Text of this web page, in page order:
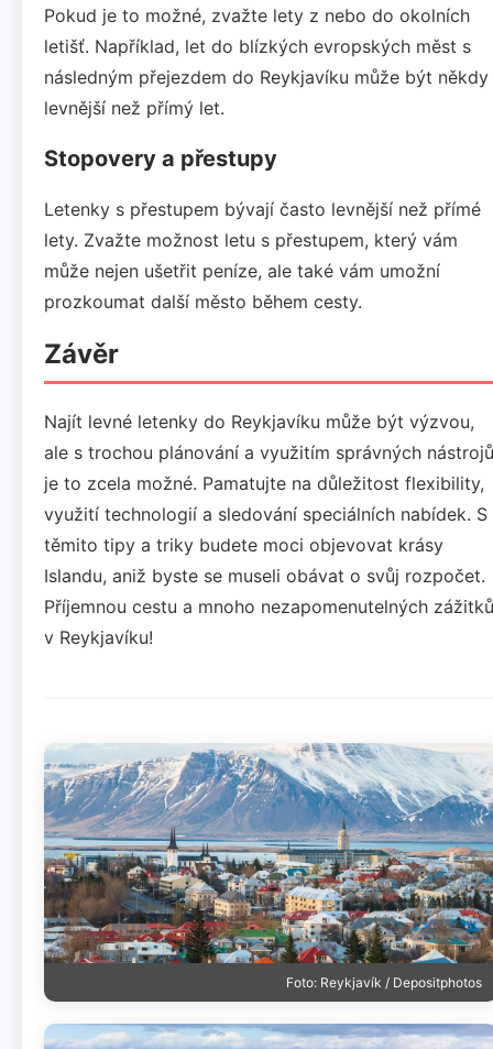
Pokud je to možné, zvažte lety z nebo do okolních
letišť. Například, let do blízkých evropských měst s
následným přejezdem do Reykjavíku může být někdy
levnější než přímý let.
Stopovery a přestupy
Letenky s přestupem bývají často levnější než přímé
lety. Zvažte možnost letu s přestupem, který vám
může nejen ušetřit peníze, ale také vám umožní
prozkoumat další město během cesty.
Závěr
Najít levné letenky do Reykjavíku může být výzvou,
ale s trochou plánování a využitím správných nástrojů
je to zcela možné. Pamatujte na důležitost flexibility,
využití technologií a sledování speciálních nabídek. S
těmito tipy a triky budete moci objevovat krásy
Islandu, aniž byste se museli obávat o svůj rozpočet.
Příjemnou cestu a mnoho nezapomenutelných zážitků
v Reykjavíku!
Foto: Reykjavík / Depositphotos